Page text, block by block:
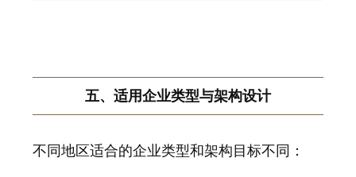
五、适用企业类型与架构设计
不同地区适合的企业类型和架构目标不同：